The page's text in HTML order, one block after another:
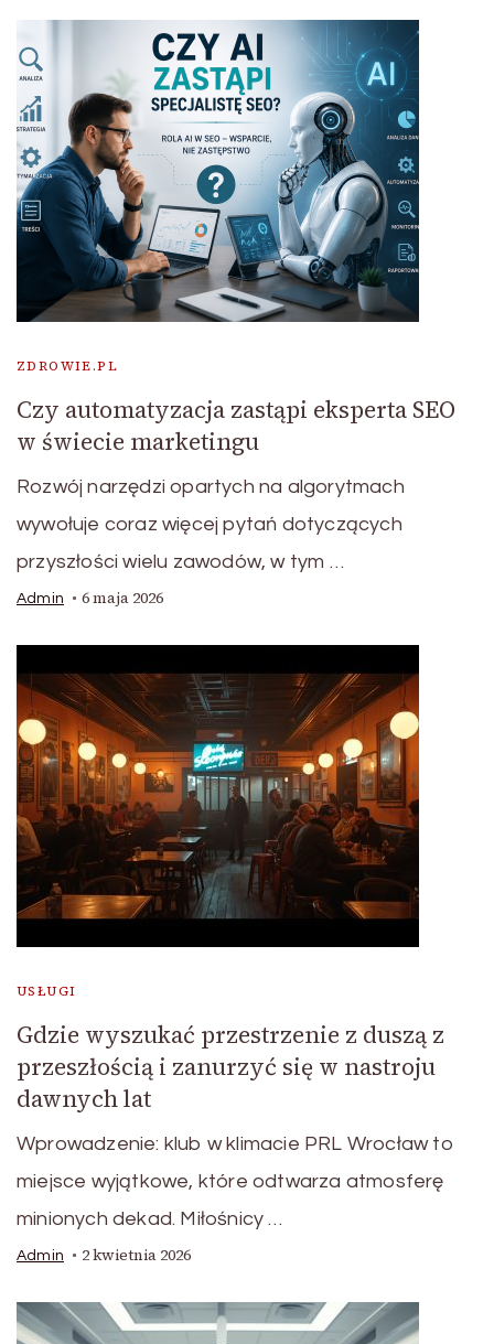
ZDROWIE.PL
Czy automatyzacja zastąpi eksperta SEO
w świecie marketingu
Rozwój narzędzi opartych na algorytmach
wywołuje coraz więcej pytań dotyczących
przyszłości wielu zawodów, w tym …
Admin 6 maja 2026
USŁUGI
Gdzie wyszukać przestrzenie z duszą z
przeszłością i zanurzyć się w nastroju
dawnych lat
Wprowadzenie: klub w klimacie PRL Wrocław to
miejsce wyjątkowe, które odtwarza atmosferę
minionych dekad. Miłośnicy …
Admin 2 kwietnia 2026